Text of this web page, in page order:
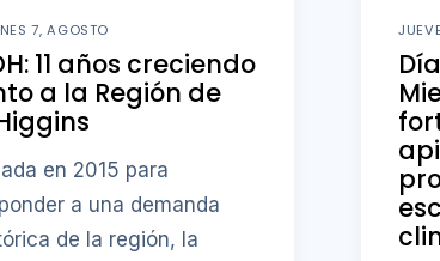
7, AGOSTO
11 años creciendo
a la Región de
en 2015 para
a una demanda
de la región, la